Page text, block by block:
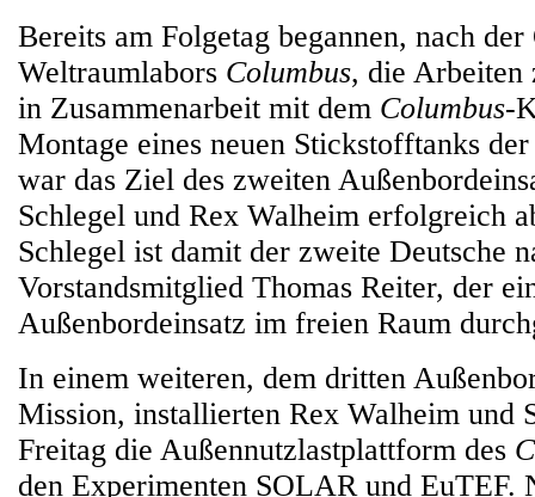
Bereits am Folgetag begannen, nach
Weltraumlabors Columbus, die Arbeiten
in Zusammenarbeit mit dem Columbus-
Montage eines neuen Stickstofftanks
war das Ziel des zweiten
Schlegel und Rex Walheim erfolgreich
Schlegel ist damit der zweite Deutsche
Vorstandsmitglied Thomas Reiter, der
Außenbordeinsatz im freien Raum
In einem weiteren, dem dritten
Mission, installierten Rex Walheim und
Freitag die Außennutzlastplattform des
den Experimenten SOLAR und EuTEF.